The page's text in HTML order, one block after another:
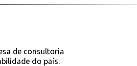
de consultoria
do país.